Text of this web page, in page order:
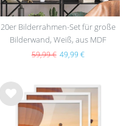
20er Bilderrahmen-Set für große
Bilderwand, Weiß, aus MDF
59,99 € 49,99 €
Wu